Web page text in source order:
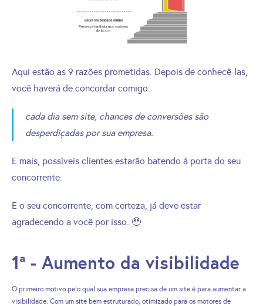
Aqui estão as 9 razões prometidas. Depois de conhecê-las,
você haverá de concordar comigo:
cada dia sem site, chances de conversões são
desperdiçadas por sua empresa.
E mais, possíveis clientes estarão batendo à porta do seu
concorrente.
E o seu concorrente, com certeza, já deve estar
agradecendo a você por isso. 🥹
1ª - Aumento da visibilidade
O primeiro motivo pelo qual sua empresa precisa de um site é para aumentar a
visibilidade. Com um site bem estruturado, otimizado para os motores de